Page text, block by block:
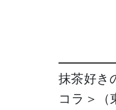
抹茶好き
コラ＞（